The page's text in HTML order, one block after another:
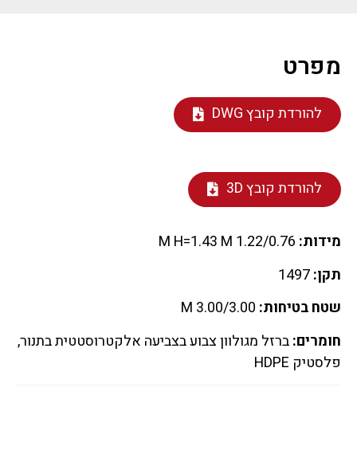
מפרט
להורדת קובץ DWG
להורדת קובץ 3D
מידות:
תקן:
שטח בטיחות: 3.00/3.00 M
חומרים:ברזל מגולוון צבוע בצביעה אלקטרוסטטית בתנור,
פלסטיק HDPE